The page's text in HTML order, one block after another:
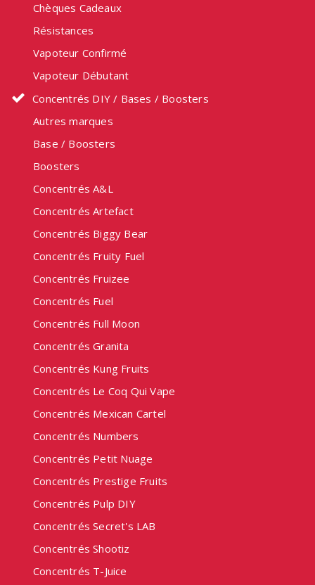
Chèques Cadeaux
Résistances
Vapoteur Confirmé
Vapoteur Débutant
Concentrés DIY / Bases / Boosters
Autres marques
Base / Boosters
Boosters
Concentrés A&L
Concentrés Artefact
Concentrés Biggy Bear
Concentrés Fruity Fuel
Concentrés Fruizee
Concentrés Fuel
Concentrés Full Moon
Concentrés Granita
Concentrés Kung Fruits
Concentrés Le Coq Qui Vape
Concentrés Mexican Cartel
Concentrés Numbers
Concentrés Petit Nuage
Concentrés Prestige Fruits
Concentrés Pulp DIY
Concentrés Secret's LAB
Concentrés Shootiz
Concentrés T-Juice